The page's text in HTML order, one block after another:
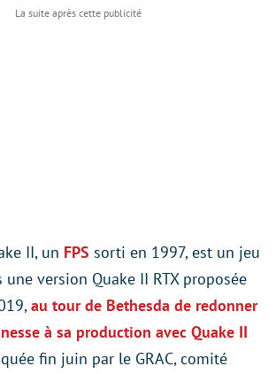
II, un FPS sorti en 1997, est un jeu
version Quake II RTX proposée
au tour de Bethesda de redonner
à sa production avec Quake II
fin juin par le GRAC, comité